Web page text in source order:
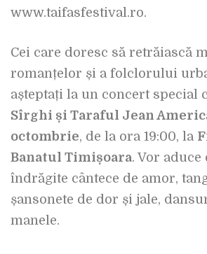
www.taifasfestival.ro.
Cei care doresc să retrăiască
romanțelor și a folclorului
așteptați la un concert special
Sîrghi și Taraful Jean
octombrie, de la ora 19:00, la
Banatul Timișoara. Vor aduce
îndrăgite cântece de amor,
șansonete de dor și jale,
manele.